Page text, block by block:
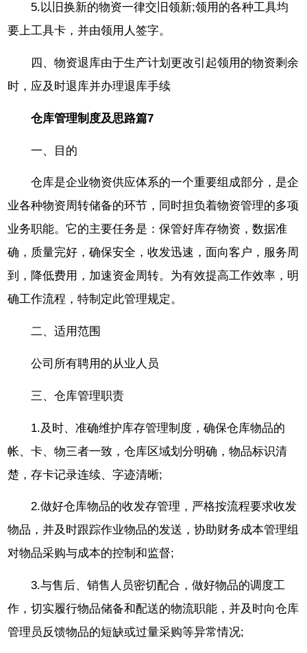
5.以旧换新的物资一律交旧领新;领用的各种工具均
要上工具卡，并由领用人签字。
四、物资退库由于生产计划更改引起领用的物资剩余
时，应及时退库并办理退库手续
仓库管理制度及思路篇7
一、目的
仓库是企业物资供应体系的一个重要组成部分，是企
业各种物资周转储备的环节，同时担负着物资管理的多项
业务职能。它的主要任务是：保管好库存物资，数据准
确，质量完好，确保安全，收发迅速，面向客户，服务周
到，降低费用，加速资金周转。为有效提高工作效率，明
确工作流程，特制定此管理规定。
二、适用范围
公司所有聘用的从业人员
三、仓库管理职责
1.及时、准确维护库存管理制度，确保仓库物品的
帐、卡、物三者一致，仓库区域划分明确，物品标识清
楚，存卡记录连续、字迹清晰;
2.做好仓库物品的收发存管理，严格按流程要求收发
物品，并及时跟踪作业物品的发送，协助财务成本管理组
对物品采购与成本的控制和监督;
3.与售后、销售人员密切配合，做好物品的调度工
作，切实履行物品储备和配送的物流职能，并及时向仓库
管理员反馈物品的短缺或过量采购等异常情况;